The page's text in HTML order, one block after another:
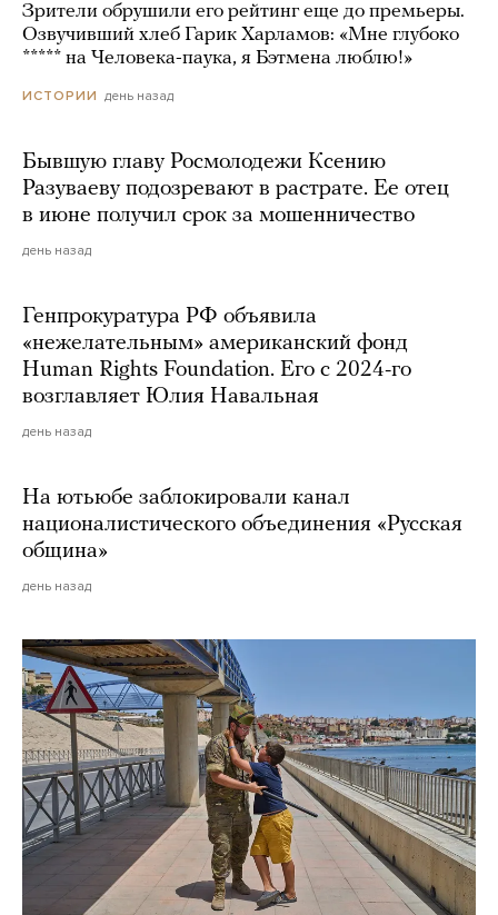
Зрители обрушили его рейтинг еще до премьеры.
Озвучивший хлеб Гарик Харламов: «Мне глубоко
***** на Человека-паука, я Бэтмена люблю!»
ИСТОРИИ день назад
Бывшую главу Росмолодежи Ксению
Разуваеву подозревают в растрате. Ее отец
в июне получил срок за мошенничество
день назад
Генпрокуратура РФ объявила
«нежелательным» американский фонд
Human Rights Foundation. Его с 2024-го
возглавляет Юлия Навальная
день назад
На ютьюбе заблокировали канал
националистического объединения «Русская
община»
день назад